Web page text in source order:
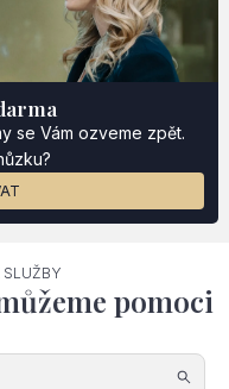
se Vám ozveme zpět.
SLUŽBY
pomoci